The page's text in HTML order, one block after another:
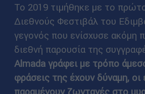
Το 2019 τιμήθηκε με το
Διεθνούς Φεστιβάλ του
γεγονός που ενίσχυσε ακόμη
διεθνή παρουσία της
Almada γράφει με τρόπο
φράσεις της έχουν δύναμη, οι